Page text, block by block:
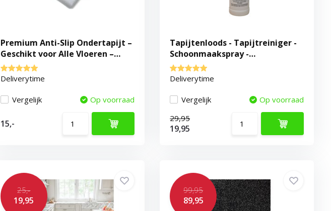
Premium Anti-Slip Ondertapijt –
Geschikt voor Alle Vloeren –
100% Polyester
Deliverytime
Vergelijk Op voorraad
15,-
Tapijtenloods - Tapijtreiniger -
Schoonmaakspray -
Vloerkleedreiniger
Deliverytime
Vergelijk
Op voorraad
29,95
19,95
25,-
19,95
99,95
89,95